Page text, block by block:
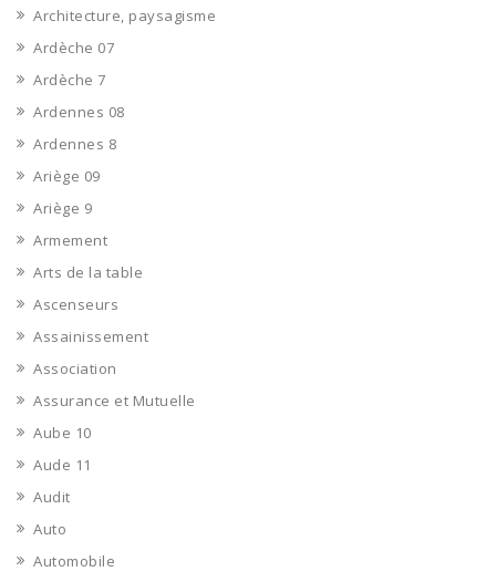
Architecture, paysagisme
Ardèche 07
Ardèche 7
Ardennes 08
Ardennes 8
Ariège 09
Ariège 9
Armement
Arts de la table
Ascenseurs
Assainissement
Association
Assurance et Mutuelle
Aube 10
Aude 11
Audit
Auto
Automobile